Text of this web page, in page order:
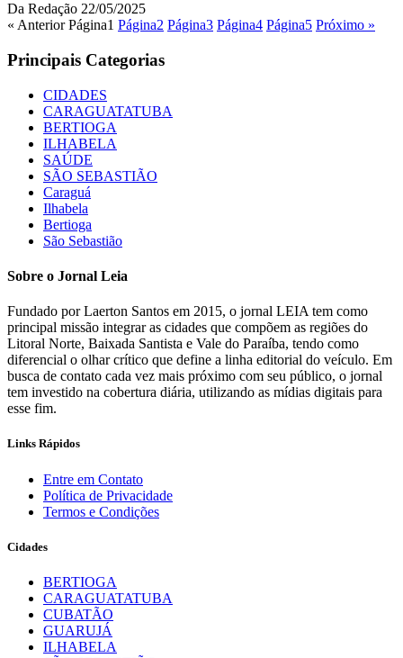
Da Redação 22/05/2025
« Anterior Página1 Página2 Página3 Página4 Página5 Próximo »
Principais Categorias
CIDADES
CARAGUATATUBA
BERTIOGA
ILHABELA
SAÚDE
SÃO SEBASTIÃO
Caraguá
Ilhabela
Bertioga
São Sebastião
Sobre o Jornal Leia
Fundado por Laerton Santos em 2015, o jornal LEIA tem como
principal missão integrar as cidades que compõem as regiões do
Litoral Norte, Baixada Santista e Vale do Paraíba, tendo como
diferencial o olhar crítico que define a linha editorial do veículo. Em
busca de contato cada vez mais próximo com seu público, o jornal
tem investido na cobertura diária, utilizando as mídias digitais para
esse fim.
Links Rápidos
Entre em Contato
Política de Privacidade
Termos e Condições
Cidades
BERTIOGA
CARAGUATATUBA
CUBATÃO
GUARUJÁ
ILHABELA